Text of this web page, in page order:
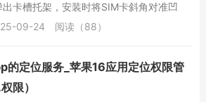
卡槽托架，安装时将SIM卡斜角对准凹
卡槽，确...
09-24 阅读（88）
的定位服务_苹果16应用定位权限管
限）